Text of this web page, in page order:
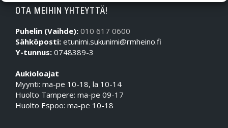
OTA MEIHIN YHTEYTTÄ!
Puhelin (Vaihde): 010 617 0600
Sähköposti: etunimi.sukunimi@rmheino.fi
Y-tunnus: 0748389-3
Aukioloajat
Myynti: ma-pe 10-18, la 10-14
Huolto Tampere: ma-pe 09-17
Huolto Espoo: ma-pe 10-18